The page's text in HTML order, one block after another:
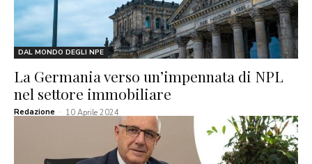
DAL MONDO DEGLI NPE
La Germania verso un’impennata di NPL
nel settore immobiliare
Redazione - 10 Aprile 2024